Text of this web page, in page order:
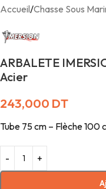
Accueil/Chasse Sous
ARBALETE
Acier
243,000 DT
Tube 75 cm – Flèche 100